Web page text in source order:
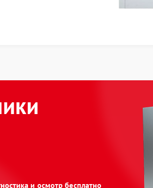
и осмотр бесплатно